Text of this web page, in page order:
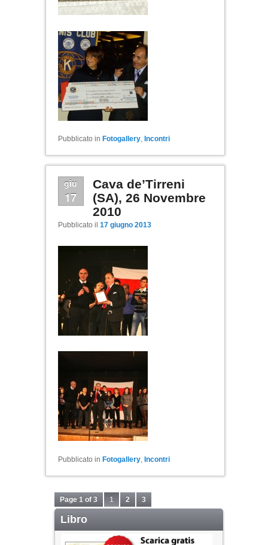
Pubblicato in Fotogallery, Incontri
giu
17
Cava de’Tirreni
(SA), 26 Novembre
2010
Pubblicato il 17 giugno 2013
Pubblicato in Fotogallery, Incontri
Page 1 of 3 1 2 3
Libro